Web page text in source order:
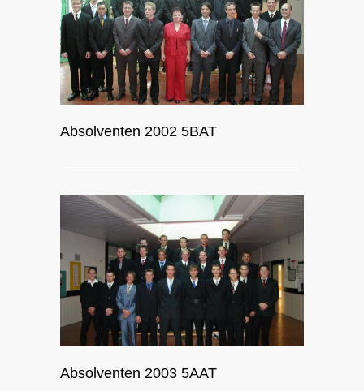
Absolventen 2002 5BAT
Absolventen 2003 5AAT